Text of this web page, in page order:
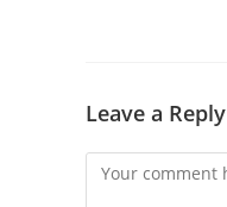
Leave a Reply
Comment